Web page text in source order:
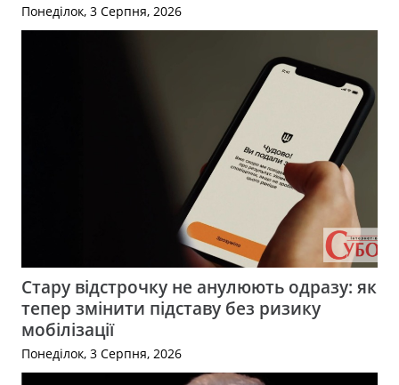
Понеділок, 3 Серпня, 2026
Стару відстрочку не анулюють одразу: як
тепер змінити підставу без ризику
мобілізації
Понеділок, 3 Серпня, 2026